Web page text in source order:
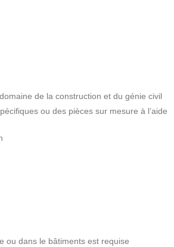
de la construction et du génie civil
ou des pièces sur mesure à l’aide
ou dans le bâtiments est requise